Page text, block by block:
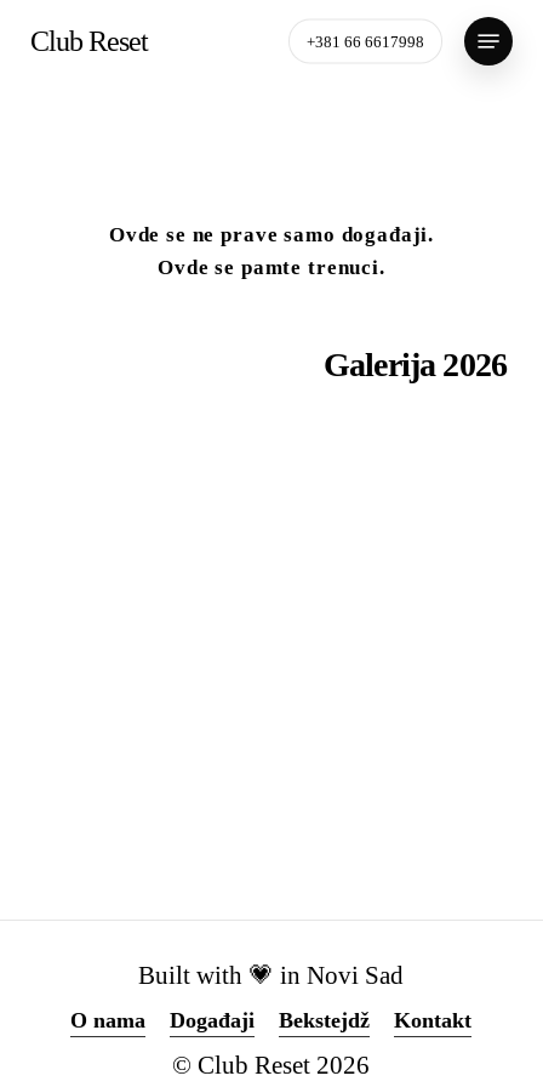
Club Reset +381 66 6617998
Menu
Ovde se ne prave samo događaji.
Ovde se pamte trenuci.
Galerija 2026
Built with 💗 in Novi Sad
O nama Događaji Bekstejdž Kontakt
© Club Reset 2026